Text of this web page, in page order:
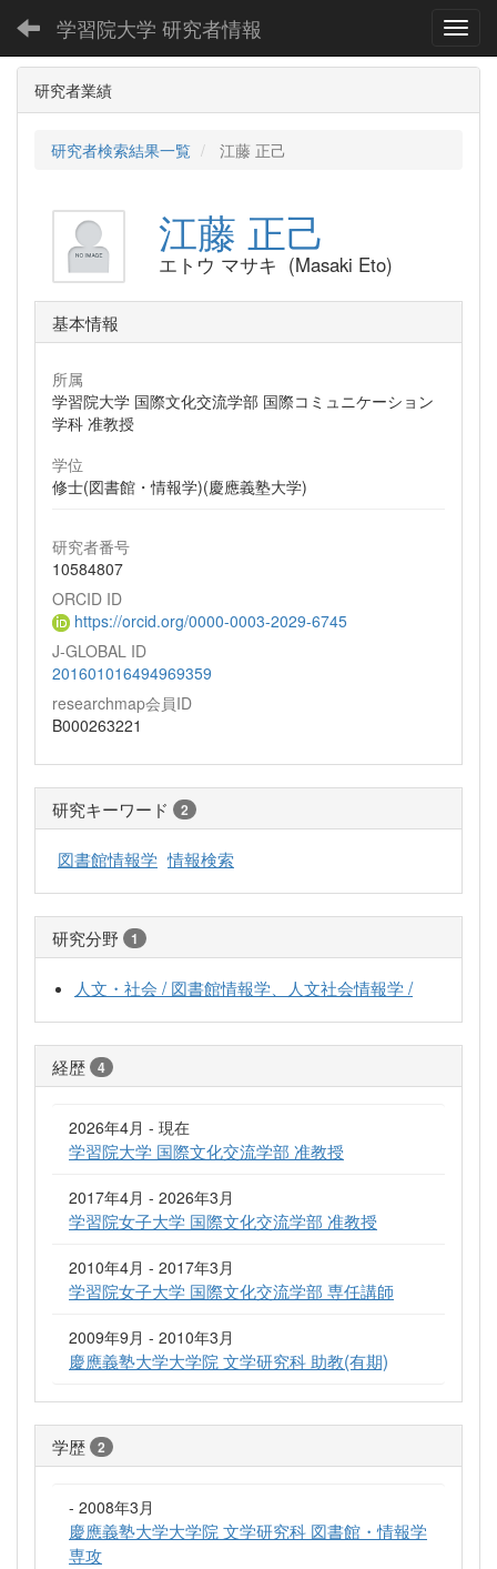
学習院大学 研究者情報
研究者業績
研究者検索結果一覧 江藤 正己
江藤 正己
エトウ マサキ (Masaki Eto)
基本情報
所属
学習院大学 国際文化交流学部 国際コミュニケーション
学科 准教授
学位
修士(図書館・情報学)(慶應義塾大学)
研究者番号
10584807
ORCID ID
https://orcid.org/0000-0003-2029-6745
J-GLOBAL ID
201601016494969359
researchmap会員ID
B000263221
研究キーワード 2
図書館情報学 情報検索
研究分野 1
人文・社会 / 図書館情報学、人文社会情報学 /
経歴 4
2026年4月 - 現在
学習院大学 国際文化交流学部 准教授
2017年4月 - 2026年3月
学習院女子大学 国際文化交流学部 准教授
2010年4月 - 2017年3月
学習院女子大学 国際文化交流学部 専任講師
2009年9月 - 2010年3月
慶應義塾大学大学院 文学研究科 助教(有期)
学歴 2
- 2008年3月
慶應義塾大学大学院 文学研究科 図書館・情報学
専攻